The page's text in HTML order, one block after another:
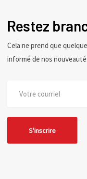
Restez
Cela ne prend que
informé de nos